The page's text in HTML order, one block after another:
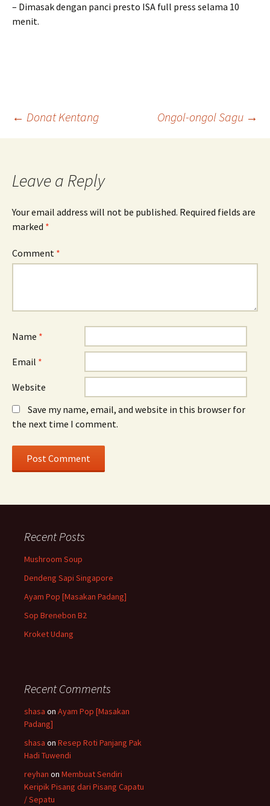
– Dimasak dengan panci presto ISA full press selama 10
menit.
Post
← Donat Kentang Ongol-ongol Sagu →
Leave a Reply
Your email address will not be published. Required fields are
marked *
Comment *
Name *
Email *
Website
Save my name, email, and website in this browser for
the next time I comment.
Recent Posts
Mushroom Soup
Dendeng Sapi Singapore
Ayam Pop [Masakan Padang]
Sop Brenebon B2
Kroket Udang
Recent Comments
shasa on Ayam Pop [Masakan
Padang]
shasa on Resep Roti Panjang Pak
Hadi Tuwendi
reyhan on Membuat Sendiri
Keripik Pisang dari Pisang Capatu
/ Sepatu